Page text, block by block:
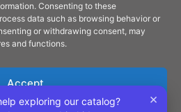
Consenting to these
data such as browsing behavior or
or withdrawing consent, may
and functions.
Accept
exploring our catalog?
×